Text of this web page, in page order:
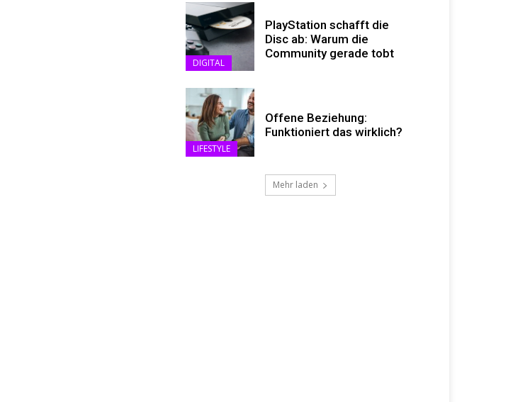
DIGITAL
PlayStation schafft die
Disc ab: Warum die
Community gerade tobt
LIFESTYLE
Offene Beziehung:
Funktioniert das wirklich?
Mehr laden